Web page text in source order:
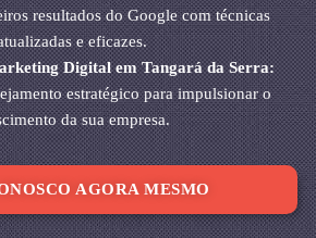
resultados do Google com técnicas
e eficazes.
Digital em Tangará da Serra:
estratégico para impulsionar o
da sua empresa.
AGORA MESMO